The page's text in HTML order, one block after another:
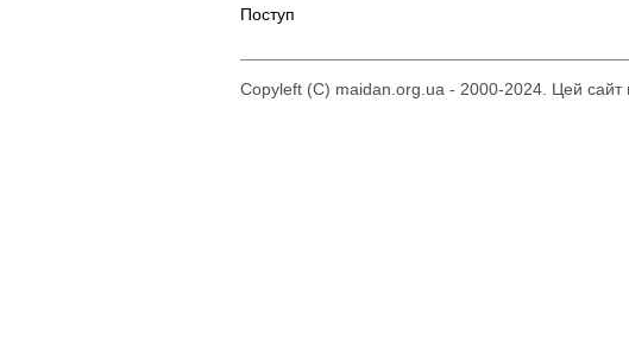
Поступ
Copyleft (C) maidan.org.ua - 2000-2024. Цей сайт